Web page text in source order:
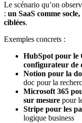
Le scénario qu’on
: un SaaS comme
ciblées.
Exemples concrets :
HubSpot pour le
configurateur de
Notion pour la
doc pour la
Microsoft 365
sur mesure pour
Stripe pour les
logique business